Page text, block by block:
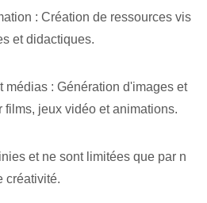
: Création de ressources vis
et didactiques.
​médias : Génération ⁤d'⁢images et‍
films, jeux vidéo⁢ et animations.
et ne sont limitées que par n
créativité.